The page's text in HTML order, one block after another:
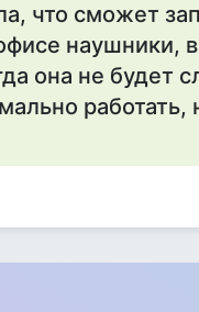
что сможет
наушники,
она не будет
работать,